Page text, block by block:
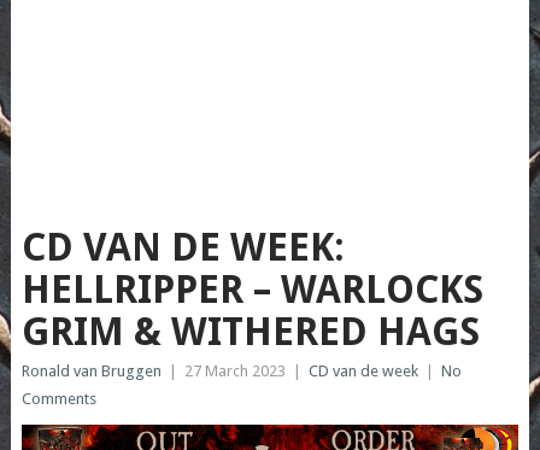
CD VAN DE WEEK:
HELLRIPPER – WARLOCKS
GRIM & WITHERED HAGS
Ronald van Bruggen 27 March 2023 CD van de week
No
Comments